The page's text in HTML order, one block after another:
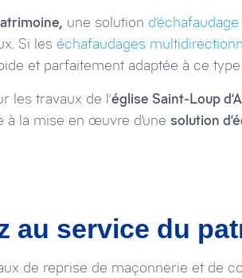
une solution d’échafaudage
Si les échafaudages
et parfaitement adaptée à ce
les travaux de l’église Saint-Loup
la mise en œuvre d’une solution
au service du
de reprise de maçonnerie et de